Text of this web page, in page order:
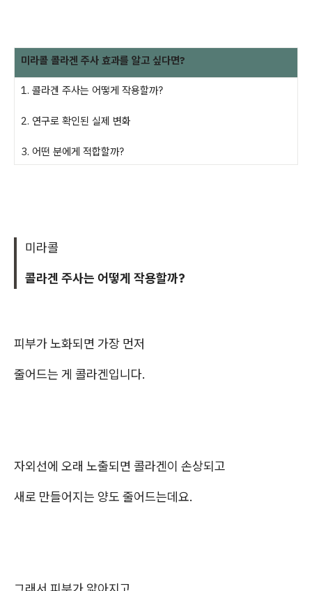
미라콜 콜라겐 주사 효과를 알고 싶다면?
1. 콜라겐 주사는 어떻게 작용할까?
2. 연구로 확인된 실제 변화
3. 어떤 분에게 적합할까?
미라콜
콜라겐 주사는 어떻게 작용할까?
피부가 노화되면 가장 먼저
줄어드는 게 콜라겐입니다.
자외선에 오래 노출되면 콜라겐이 손상되고
새로 만들어지는 양도 줄어드는데요.